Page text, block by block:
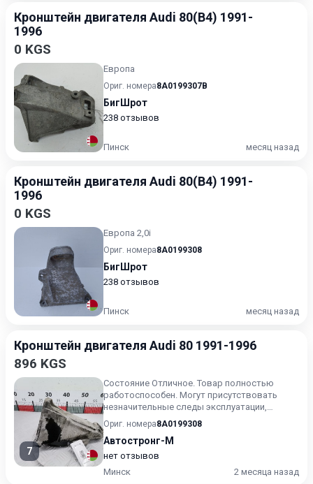
Кронштейн двигателя Audi 80(B4) 1991-
1996
0 KGS
Европа
Ориг. номера8A0199307B
БигШрот
238 отзывов
Пинск месяц назад
Кронштейн двигателя Audi 80(B4) 1991-
1996
0 KGS
Европа 2,0i
Ориг. номера8A0199308
БигШрот
238 отзывов
Пинск месяц назад
Кронштейн двигателя Audi 80 1991-1996
896 KGS
7
Состояние Отличное. Товар полностью
работоспособен. Могут присутствовать
незначительные следы эксплуатации,
царапины на лакокрасочном покрыт...
Ориг. номера8A0199308
Автостронг-М
нет отзывов
Минск
2 месяца назад